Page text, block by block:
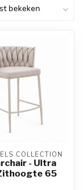
COLLECTION
- Ultra
65